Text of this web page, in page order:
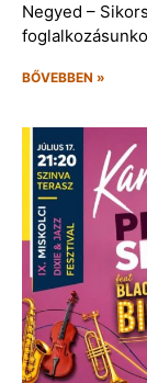
Negyed –
BŐVEBBEN »